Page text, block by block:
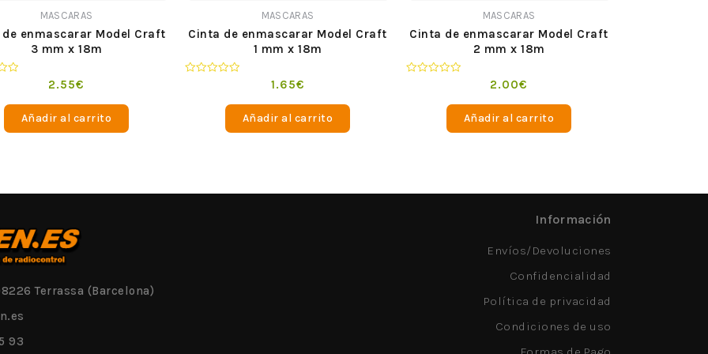
MASCARAS
enmascarar Model Craft
3 mm x 18m
2.55€
Añadir al carrito
MASCARAS
Cinta de enmascarar Model Craft
1 mm x 18m
1.65€
Añadir al carrito
MASCARAS
Cinta de enmascarar Model Craft
2 mm x 18m
2.00€
Añadir al carrito
Terrassa (Barcelona)
93
Información
Envíos/Devoluciones
Confidencialidad
Política de privacidad
Condiciones de uso